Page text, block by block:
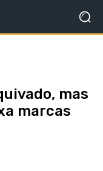
mas
marcas